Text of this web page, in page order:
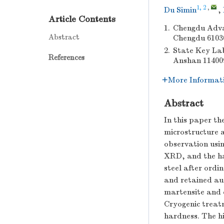
Article Contents
Abstract
References
Du Simin1, 2 , ,
1. Chengdu
Chengdu
2. State Key
Anshan
More
Abstract
In this paper
microstructure
observation
XRD, and the
steel after
and retained
martensite and
Cryogenic
hardness. The